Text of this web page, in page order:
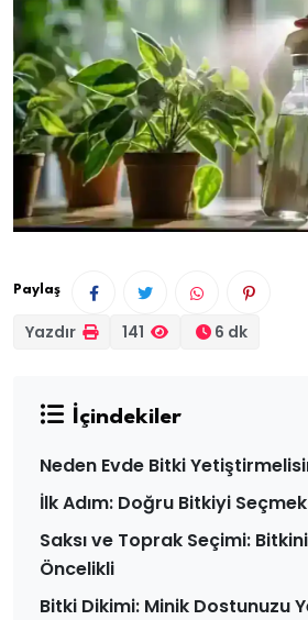
Paylaş
Yazdır 141 6 dk
İçindekiler
Neden Evde Bitki
İlk Adım: Doğru Bitkiyi Seçmek
Saksı ve Toprak Seçimi:
Öncelikli
Bitki Dikimi: Minik Dostunuzu